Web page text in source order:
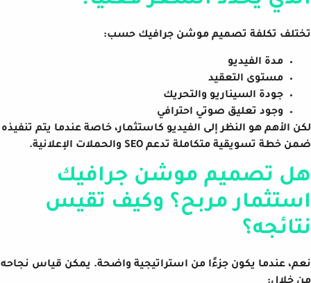
تختلف تكلفة تصميم موشن جرافيك حسب:
مدة الفيديو
مستوى التعقيد
جودة السيناريو والتحريك
وجود تعليق صوتي احترافي
لكن الأهم هو النظر إلى الفيديو كاستثمار، خاصة عندما يتم تنفيذه
ضمن خطة تسويقية متكاملة تدعم SEO والحملات الإعلانية.
هل تصميم موشن جرافيك
استثمار مربح؟ وكيف تقيس
نتائجه؟
نعم، عندما يكون جزءًا من استراتيجية واضحة. يمكن قياس نجاحه